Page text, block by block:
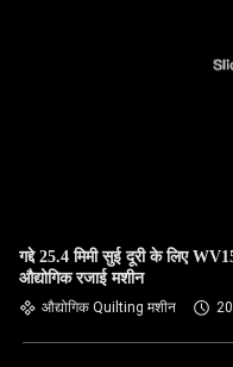
गद्दे 25.4 मिमी सुई दूरी के लिए
औद्योगिक रजाई मशीन
औद्योगिक Quilting मशीन